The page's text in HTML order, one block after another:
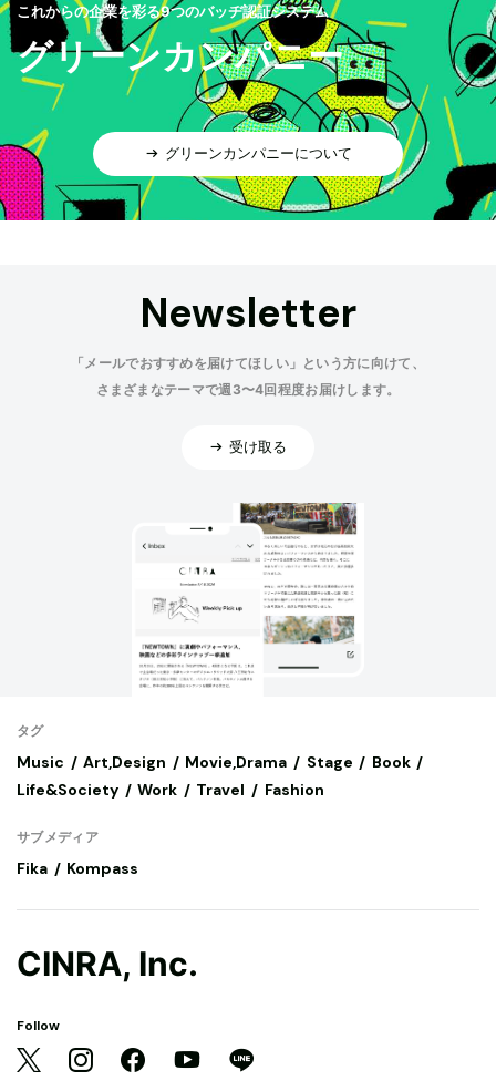
これからの企業を彩る9つのバッヂ認証システム
グリーンカンパニー
グリーンカンパニーについて
Newsletter
「メールでおすすめを届けてほしい」という方に向けて、
さまざまなテーマで週3〜4回程度お届けします。
受け取る
タグ
Music Art,Design Movie,Drama Stage
Book
Life&Society
Work Travel Fashion
サブメディア
Fika Kompass
CINRA, Inc.
Follow